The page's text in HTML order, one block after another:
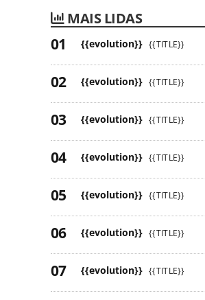
MAIS LIDAS
{{evolution}} {{TITLE}}
{{evolution}} {{TITLE}}
{{evolution}} {{TITLE}}
{{evolution}} {{TITLE}}
{{evolution}} {{TITLE}}
{{evolution}} {{TITLE}}
{{evolution}} {{TITLE}}